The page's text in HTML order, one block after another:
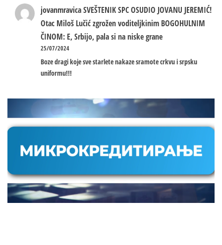
jovanmravicaSVEŠTENIK SPC OSUDIO JOVANU JEREMIĆ!
Otac Miloš Lučić zgrožen voditeljkinim BOGOHULNIM
ČINOM: E, Srbijo, pala si na niske grane
25/07/2024
Boze dragi koje sve starlete nakaze sramote crkvu i srpsku
uniformu!!!